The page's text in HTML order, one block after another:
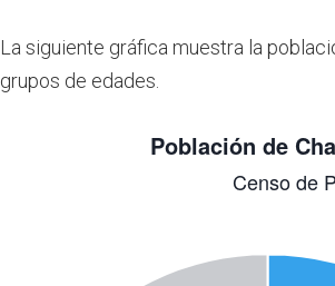
La siguiente gráfica muestra la
grupos de edades.